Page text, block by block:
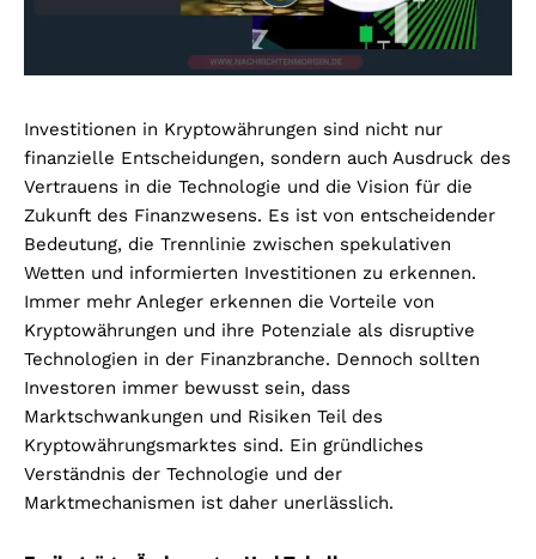
Investitionen in Kryptowährungen sind nicht nur
finanzielle Entscheidungen, sondern auch Ausdruck des
Vertrauens in die Technologie und die Vision für die
Zukunft des Finanzwesens. Es ist von entscheidender
Bedeutung, die Trennlinie zwischen spekulativen
Wetten und informierten Investitionen zu erkennen.
Immer mehr Anleger erkennen die Vorteile von
Kryptowährungen und ihre Potenziale als disruptive
Technologien in der Finanzbranche. Dennoch sollten
Investoren immer bewusst sein, dass
Marktschwankungen und Risiken Teil des
Kryptowährungsmarktes sind. Ein gründliches
Verständnis der Technologie und der
Marktmechanismen ist daher unerlässlich.